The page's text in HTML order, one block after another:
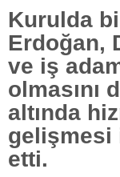
Kurulda
Erdoğan,
ve iş
olmasını
altında
gelişmesi
etti.